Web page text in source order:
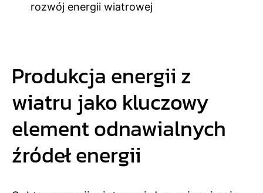
rozwój energii wiatrowej
Produkcja energii z
wiatru jako kluczowy
element odnawialnych
źródeł energii